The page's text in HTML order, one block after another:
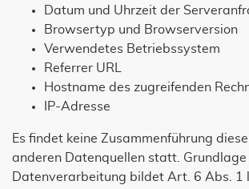
Datum und Uhrzeit der
Browsertyp und Browserversion
Verwendetes Betriebssystem
Referrer URL
Hostname des zugreifenden
IP-Adresse
Es findet keine Zusammenführung
anderen Datenquellen statt. Grundlage
Datenverarbeitung bildet Art. 6 Abs. 1